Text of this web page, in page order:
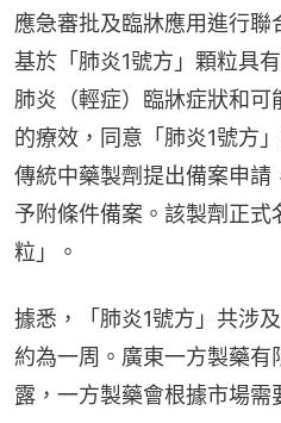
應急審批及臨牀應用進行聯
基於「肺炎1號方」顆粒具
肺炎（輕症）臨牀症狀和
的療效，同意「肺炎1號方
傳統中藥製劑提出備案申請
予附條件備案。該製劑正式
粒」。
據悉，「肺炎1號方」共涉
約為一周。廣東一方製藥有
露，一方製藥會根據市場需